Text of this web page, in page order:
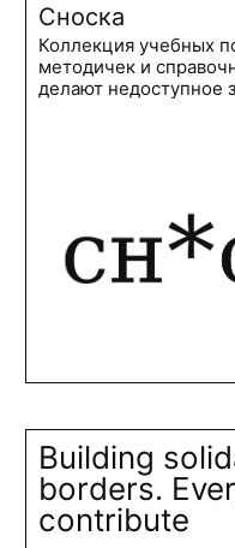
Сноска
Коллекция учебных
методичек и
делают недоступное
Building
borders.
contribute